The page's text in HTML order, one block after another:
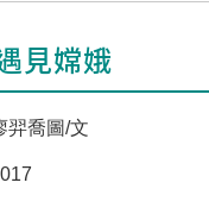
見嫦娥
羿喬圖/文